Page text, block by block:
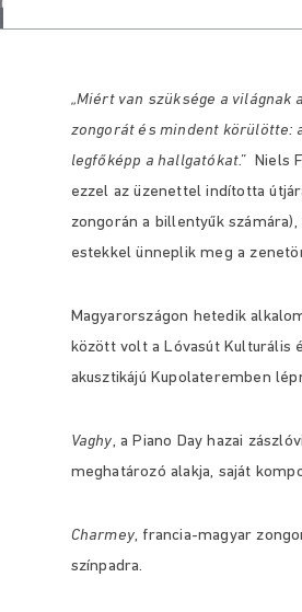
„Miért van szüksége a világnak
zongorát és mindent körülötte:
legfőképp a hallgatókat.”Niels
ezzel az üzenettel indította
zongorán a billentyűk
estekkel ünneplik meg a
Magyarországon hetedik
között volt a Lóvasút Kulturális
akusztikájú Kupolateremben
Vaghy, a Piano Day hazai
meghatározó alakja, saját
Charmey, francia-magyar
színpadra.